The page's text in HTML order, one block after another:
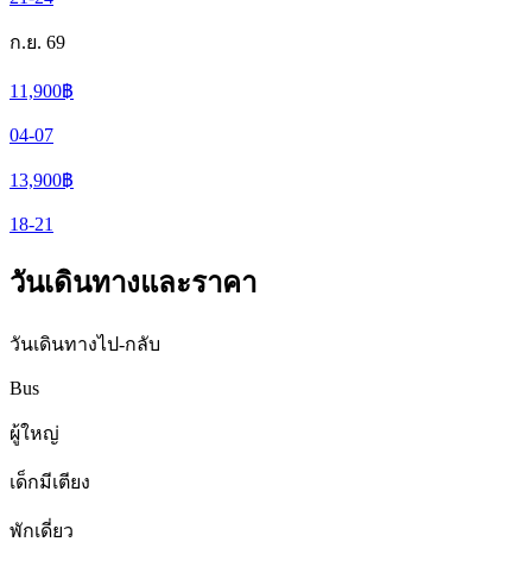
ก.ย. 69
11,900฿
04-07
13,900฿
18-21
วันเดินทางและราคา
วันเดินทางไป-กลับ
Bus
ผู้ใหญ่
เด็กมีเตียง
พักเดี่ยว